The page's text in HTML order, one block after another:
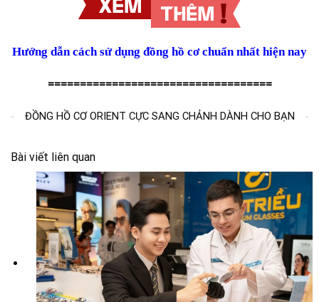
Hướng dẫn cách sử dụng đồng hồ cơ chuẩn nhất hiện nay
===================================
ĐỒNG HỒ CƠ ORIENT CỰC SANG CHẢNH DÀNH CHO BẠN
Bài viết liên quan